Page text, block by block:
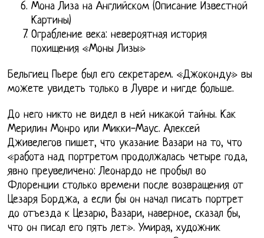
Мона Лиза на Английском (Описание Известной
Картины)
Ограбление века: невероятная история
похищения «Моны Лизы»
Бельгиец Пьере был его секретарем. «Джоконду» вы
можете увидеть только в Лувре и нигде больше.
До него никто не видел в ней никакой тайны. Как
Мерилин Монро или Микки-Маус. Алексей
Дживелегов пишет, что указание Вазари на то, что
«работа над портретом продолжалась четыре года,
явно преувеличено: Леонардо не пробыл во
Флоренции столько времени после возвращения от
Цезаря Борджа, а если бы он начал писать портрет
до отъезда к Цезарю, Вазари, наверное, сказал бы,
что он писал его пять лет». Умирая, художник